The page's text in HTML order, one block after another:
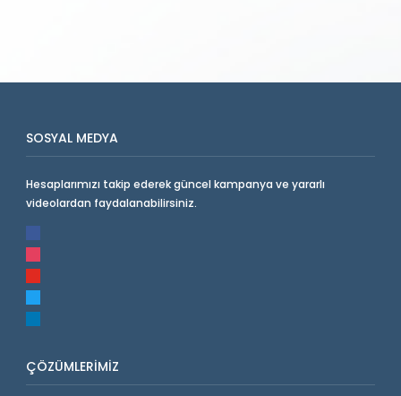
SOSYAL MEDYA
Hesaplarımızı takip ederek güncel kampanya ve yararlı
videolardan faydalanabilirsiniz.
facebook
instagram
youtube
twitter
linkedin
ÇÖZÜMLERIMIZ